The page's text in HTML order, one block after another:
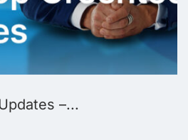
–...